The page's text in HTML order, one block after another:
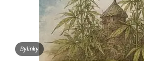
Bylinky